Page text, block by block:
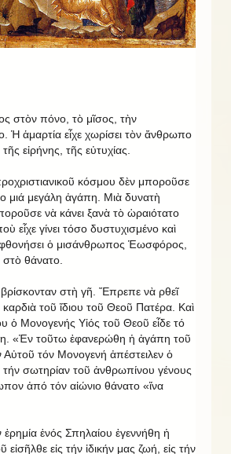
στὸν πόνο, τὸ μῖσος, τὴν
Ἡ ἁμαρτία εἶχε χωρίσει τὸν ἄνθρωπο
εἰρήνης, τῆς εὐτυχίας.
κόσμου δὲν μποροῦσε
μιά μεγάλη ἀγάπη. Μιὰ δυνατὴ
νὰ κάνει ξανὰ τὸ ὡραιότατο
εἶχε γίνει τόσο δυστυχισμένο καὶ
ὁ μισάνθρωπος Ἑωσφόρος,
στὸ θάνατο.
στὴ γῆ. Ἔπρεπε νὰ ρθεῖ
τοῦ ἴδιου τοῦ Θεοῦ Πατέρα. Καὶ
ὁ Μονογενής Υἱός τοῦ Θεοῦ εἶδε τό
«Ἐν τοῦτω ἐφανερώθη ἡ ἀγάπη τοῦ
Αὐτοῦ τόν Μονογενή ἀπέστειλεν ὁ
τήν σωτηρίαν τοῦ ἀνθρωπίνου γένους
ἀπό τόν αἰώνιο θάνατο «ἵνα
ἑνός Σπηλαίου ἐγεννήθη ἡ
εἰς τήν ἰδικήν μας ζωή, εἰς τήν